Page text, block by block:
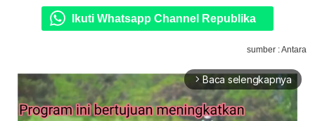
Ikuti Whatsapp Channel Republika
sumber : Antara
arrow_forward_ios Baca selengkapnya